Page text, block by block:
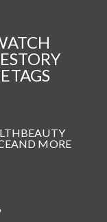
STORY
TAGS
BEAUTY
AND MORE